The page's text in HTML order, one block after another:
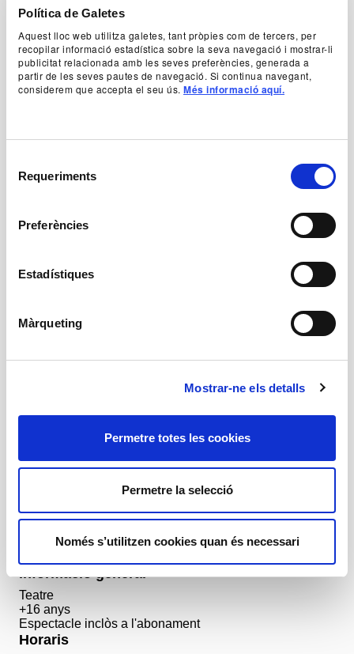
Política de Galetes
Aquest lloc web utilitza galetes, tant pròpies com de tercers, per
recopilar informació estadística sobre la seva navegació i mostrar-li
publicitat relacionada amb les seves preferències, generada a
partir de les seves pautes de navegació. Si continua navegant,
considerem que accepta el seu ús. Més informació aquí.
Requeriments
Preferències
Estadístiques
Màrqueting
Mostrar-ne els detalls
Permetre totes les cookies
Permetre la selecció
Només s’utilitzen cookies quan és necessari
social, que es despleguen en un dispositiu on els
descobreixen el relat a través de la filmació. Un
espai metateatral on la memòria, la
responsabilitat i la condició humana es posen a
prova i conviden el públic a acompanyar-los en
+ Text de la directora
Marta Gil Polo
Autoria i dramatúrgia
Marta Gil Polo, Marta Barceló
Mikel Iglesias, Tafita Miró, Lis Montfol, Biel
Montoro
Preus
Informació general
Teatre
+16 anys
Espectacle inclòs a l'abonament
Horaris